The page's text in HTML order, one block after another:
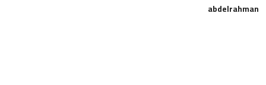
abdelrahman